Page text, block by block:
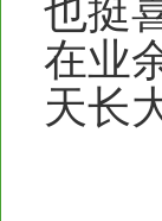
也挺
在业
天长